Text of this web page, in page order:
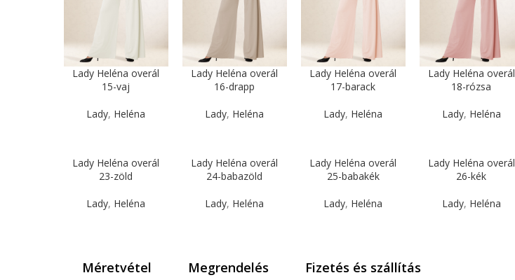
Lady Heléna overál
15-vaj
Lady, Heléna
Lady Heléna overál
16-drapp
Lady, Heléna
Lady Heléna overál
17-barack
Lady, Heléna
Lady Heléna overál
18-rózsa
Lady, Heléna
Lady Heléna overál
23-zöld
Lady, Heléna
Lady Heléna overál
24-babazöld
Lady, Heléna
Lady Heléna overál
25-babakék
Lady, Heléna
Lady Heléna overál
26-kék
Lady, Heléna
Méretvétel Megrendelés Fizetés és szállítás